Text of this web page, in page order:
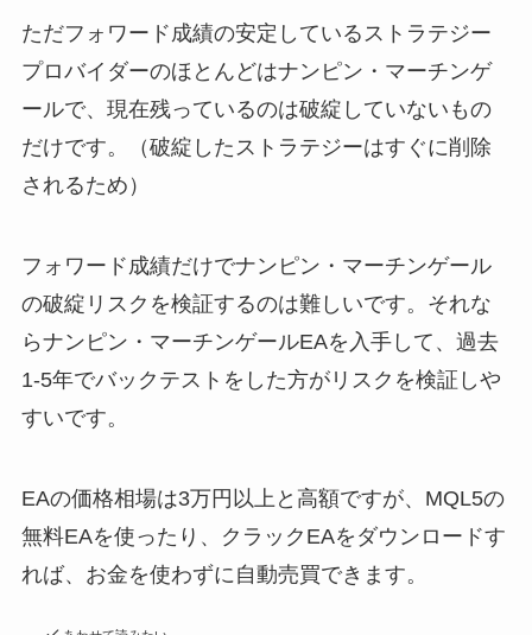
ただフォワード成績の安定しているストラテジー
プロバイダーのほとんどはナンピン・マーチンゲ
ールで、現在残っているのは破綻していないもの
だけです。（破綻したストラテジーはすぐに削除
されるため）
フォワード成績だけでナンピン・マーチンゲール
の破綻リスクを検証するのは難しいです。それな
らナンピン・マーチンゲールEAを入手して、過去
1-5年でバックテストをした方がリスクを検証しや
すいです。
EAの価格相場は3万円以上と高額ですが、MQL5の
無料EAを使ったり、クラックEAをダウンロードす
れば、お金を使わずに自動売買できます。